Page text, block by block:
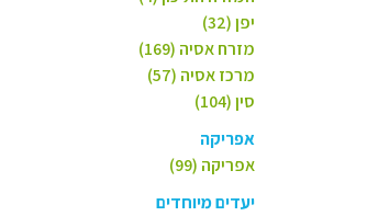
יפן (32)
מזרח אסיה (169)
מרכז אסיה (57)
סין (104)
אפריקה
אפריקה (99)
יעדים מיוחדים